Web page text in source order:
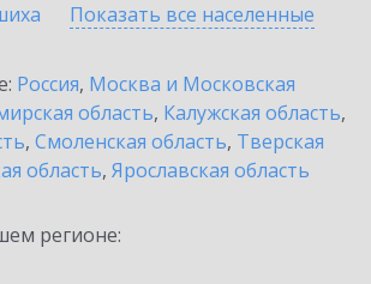
Показать все населенные
Россия, Москва и Московская
область, Калужская область,
, Смоленская область, Тверская
область, Ярославская область
регионе: